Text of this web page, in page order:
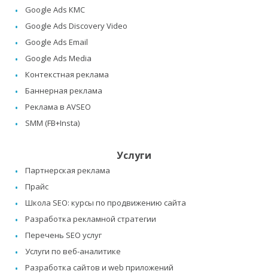
Google Ads КМС
Google Ads Discovery Video
Google Ads Email
Google Ads Media
Контекстная реклама
Баннерная реклама
Реклама в AVSEO
SMM (FB+Insta)
Услуги
Партнерская реклама
Прайс
Школа SEO: курсы по продвижению сайта
Разработка рекламной стратегии
Перечень SEO услуг
Услуги по веб-аналитике
Разработка сайтов и web приложений